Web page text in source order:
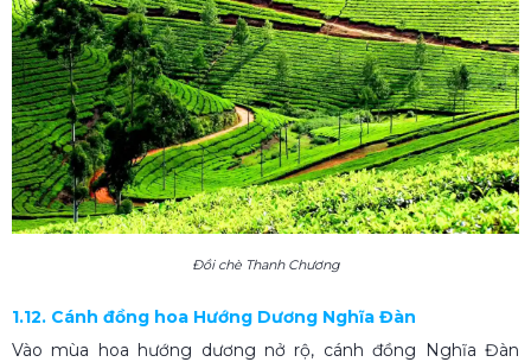
Đồi chè Thanh Chương
1.12. Cánh đồng hoa Hướng Dương Nghĩa Đàn
Vào mùa hoa hướng dương nở rộ, cánh đồng Nghĩa Đàn